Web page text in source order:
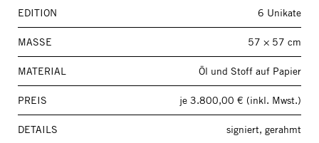
EDITION 6 Unikate
MASSE 57 × 57 cm
MATERIAL Öl und Stoff auf Papier
PREIS je 3.800,00 € (inkl. Mwst.)
DETAILS signiert, gerahmt